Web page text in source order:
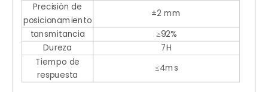
Precisión de
posicionamiento
±2 mm
tansmitancia
≥92%
Dureza 7H
Tiempo de
respuesta
≤4ms